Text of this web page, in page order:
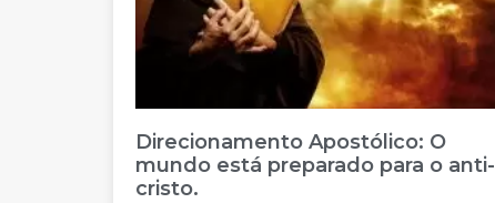
Direcionamento Apostólico: O
mundo está preparado para o anti-
cristo.